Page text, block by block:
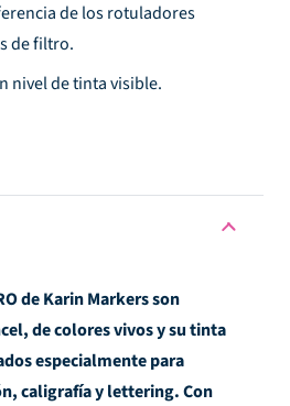
de los rotuladores
de filtro.
nivel de tinta visible.
de Karin Markers son
de colores vivos y su tinta
especialmente para
caligrafía y lettering. Con